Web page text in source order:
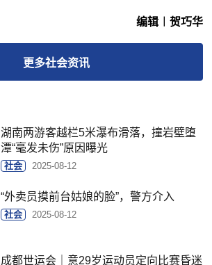
编辑︱贺巧华
更多社会资讯
湖南两游客越栏5米瀑布滑落，撞岩壁堕
潭“毫发未伤”原因曝光
社会 2025-08-12
“外卖员摸前台姑娘的脸”，警方介入
社会 2025-08-12
成都世运会｜意29岁运动员定向比赛昏迷